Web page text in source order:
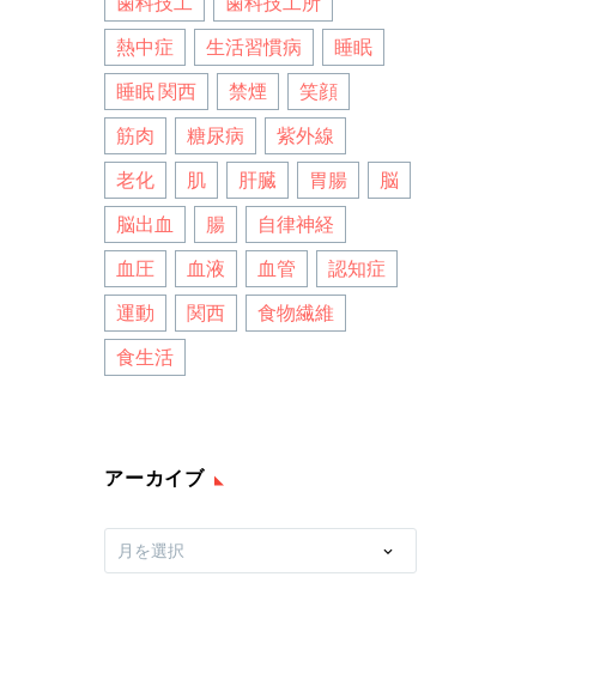
熱中症
生活習慣病
睡眠
睡眠 関西
禁煙
笑顔
筋肉
糖尿病
紫外線
老化
肌 肝臓 胃腸
脳
脳出血
腸
自律神経
血圧
血液 血管
認知症
運動
関西
食物繊維
食生活
アーカイブ
ー
月を選択